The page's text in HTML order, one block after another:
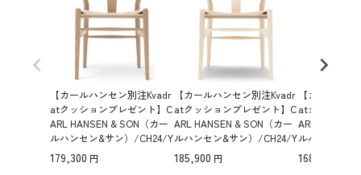
【カールハンセン別注Kvadr
atクッションプレゼント】C
ARL HANSEN & SON（カー
ルハンセン&サン）/CH24/Y
チェア（ワイチェア）/オー
ク材/ホワイトオイル仕上
179,300
【カールハンセン別注Kvadr
atクッションプレゼント】C
ARL HANSEN & SON（カー
ルハンセン&サン）/CH24/Y
チェア（ワイチェア）/アッ
シュ材/ホワイトオイル仕上
185,900
【カールハ
atクッション
ARL HANSEN
ルハンセン&
チェア（ワ
ク材/スモー
168,300